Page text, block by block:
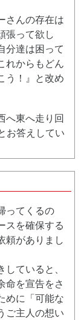
さんの存在は
張って欲し
分達は困って
れからもどん
う！』と改め
へ東へ走り回
お答えしてい
ってくるの
スを確保する
頼がありまし
ていると、
命を宣告をさ
めに「可能な
ご主人の想い